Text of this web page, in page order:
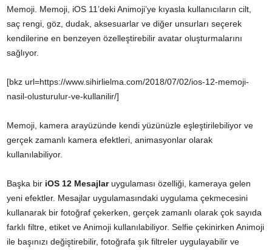
Memoji. Memoji, iOS 11’deki Animoji’ye kıyasla kullanıcıların cilt,
saç rengi, göz, dudak, aksesuarlar ve diğer unsurları seçerek
kendilerine en benzeyen özelleştirebilir avatar oluşturmalarını
sağlıyor.
[bkz url=https://www.sihirlielma.com/2018/07/02/ios-12-memoji-
nasil-olusturulur-ve-kullanilir/]
Memoji, kamera arayüzünde kendi yüzünüzle eşleştirilebiliyor ve
gerçek zamanlı kamera efektleri, animasyonlar olarak
kullanılabiliyor.
Başka bir iOS 12 Mesajlaruygulaması özelliği, kameraya gelen
yeni efektler. Mesajlar uygulamasındaki uygulama çekmecesini
kullanarak bir fotoğraf çekerken, gerçek zamanlı olarak çok sayıda
farklı filtre, etiket ve Animoji kullanılabiliyor. Selfie çekinirken Animoji
ile başınızı değiştirebilir, fotoğrafa şık filtreler uygulayabilir ve